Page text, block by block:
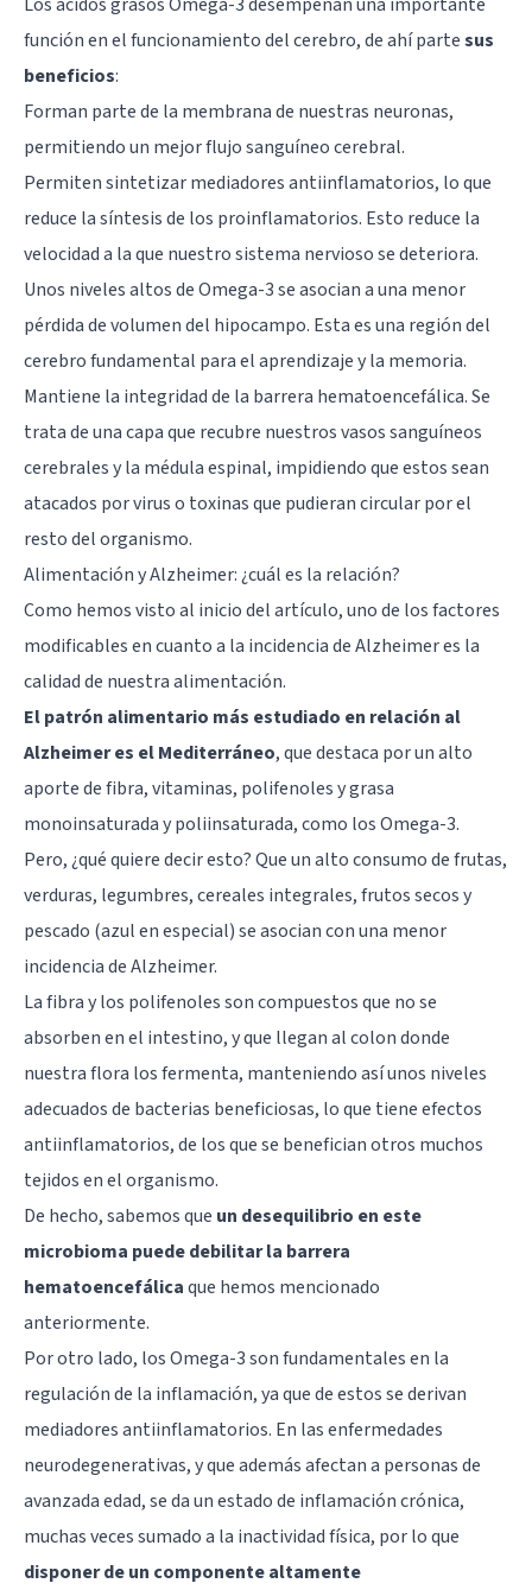
función en el funcionamiento del cerebro, de ahí partesus
beneficios:
Forman parte de la membrana de nuestras neuronas,
permitiendo un mejor flujo sanguíneo cerebral.
Permiten sintetizar mediadores antiinflamatorios, lo que
reduce la síntesis de los proinflamatorios. Esto reduce la
velocidad a la que nuestro sistema nervioso se deteriora.
Unos niveles altos de Omega-3 se asocian a una menor
pérdida de volumen del hipocampo. Esta es una región del
cerebro fundamental para el aprendizaje y la memoria.
Mantiene la integridad de la barrera hematoencefálica. Se
trata de una capa que recubre nuestros vasos sanguíneos
cerebrales y la médula espinal, impidiendo que estos sean
atacados por virus o toxinas que pudieran circular por el
resto del organismo.
Alimentación y Alzheimer: ¿cuál es la relación?
Como hemos visto al inicio del artículo, uno de los factores
modificables en cuanto a la incidencia de Alzheimer es la
calidad de nuestra alimentación.
El patrón alimentario más estudiado en relación al
Alzheimer es el Mediterráneo, que destaca por un alto
aporte de fibra, vitaminas, polifenoles y grasa
monoinsaturada y poliinsaturada, como los Omega-3.
Pero, ¿qué quiere decir esto? Que un alto consumo de frutas,
verduras, legumbres, cereales integrales, frutos secos y
pescado (azul en especial) se asocian con una menor
incidencia de Alzheimer.
La fibra y los polifenoles son compuestos que no se
absorben en el intestino, y que llegan al colon donde
nuestra flora los fermenta, manteniendo así unos niveles
adecuados de bacterias beneficiosas, lo que tiene efectos
antiinflamatorios, de los que se benefician otros muchos
tejidos en el organismo.
De hecho, sabemos que un desequilibrio en este
microbioma puede debilitar la barrera
hematoencefálicaque hemos mencionado
anteriormente.
Por otro lado, los Omega-3 son fundamentales en la
regulación de la inflamación, ya que de estos se derivan
mediadores antiinflamatorios. En las enfermedades
neurodegenerativas, y que además afectan a personas de
avanzada edad, se da un estado de inflamación crónica,
muchas veces sumado a la inactividad física, por lo que
disponer de un componente altamente